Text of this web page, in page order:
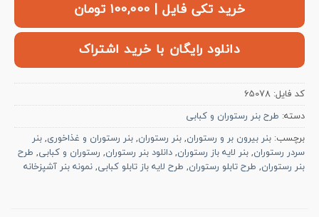
خرید تکی فایل | ۱۰۰,۰۰۰ تومان
دانلود رایگان با خرید اشتراک
کد فایل: 65078
دسته: طرح بنر رستوران و کبابی
برچسب: بنر بیرون بر و رستوران, بنر رستوران, بنر رستوران و غذاخوری, بنر
سردر رستوران, بنر لایه باز رستوران, دانلود بنر رستوران, رستوران و کبابی, طرح
بنر رستوران, طرح تابلو رستوران, طرح لایه باز تابلو کبابی, نمونه بنر آشپزخانه